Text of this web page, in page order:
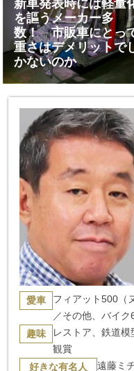
新車発表時には軽量
を謳うメーカー多
数！ 市販車にとっ
重さはデメリットで
かないのか
愛車
フィアット500（
／その他、バイク
趣味
レストア、鉄道
観賞
好きな有名人 遠藤ミ